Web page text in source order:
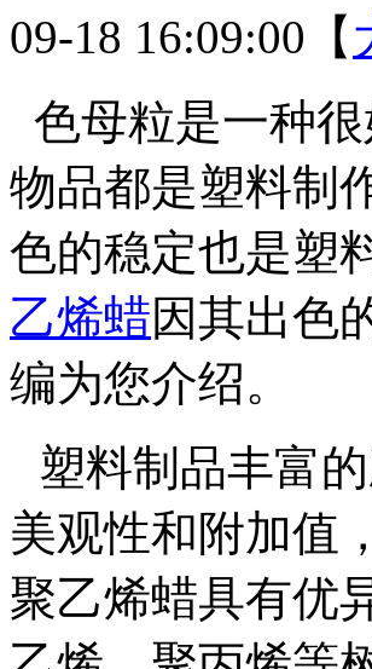
09-18 16:09:00【
色母粒是一种
物品都是塑料制
色的稳定也是塑
乙烯蜡因其出色
编为您介绍。
塑料制品丰富
美观性和附加值
聚乙烯蜡具有优